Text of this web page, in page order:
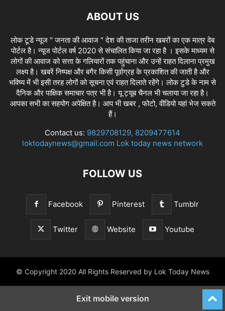
ABOUT US
लोक टूडे न्यूज " जनता की आवाज " देश की ताजा तरीन खबरों का एक मात्र वेब
पोर्टल है। न्यूज पोर्टल वर्ष 2020 से संचालित किया जा रहा है । इसके माध्यम से
लोगों की आवाज को सत्ता के गलियारों तक पहुंचाना और उन्हें राहत दिलाना प्रमुख
लक्ष्य है। खबरें निष्पक्ष और बगैर किसी पूर्वाग्रह के प्रकाशित की जाती है और
भविष्य में भी इसी तरह लोगों को सूचना एवं राहत दिलाते रहेंगे। लोक टुडे के नाम से
दैनिक और पाक्षिक समाचार पत्र भी है। यू ट्यूब चैनल भी चलाया जा रहा है।
आपका सभी का सहयोग अपेक्षित है। आप भी खबर , फोटो, वीडियो यहां भेज सकते
हैं।
Contact us: 9829708129, 8209477614
loktodaynews@gmail.com Lok today news network
FOLLOW US
Facebook Pinterest Tumblr
Twitter Website Youtube
© Copyright 2020 All Rights Reserved by Lok Today News
Exit mobile version